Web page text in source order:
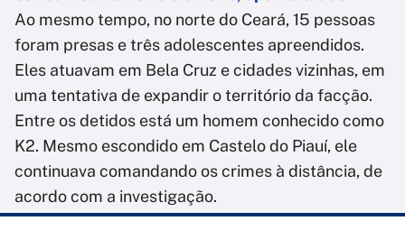
Ao mesmo tempo, no norte do Ceará, 15 pessoas
foram presas e três adolescentes apreendidos.
Eles atuavam em Bela Cruz e cidades vizinhas, em
uma tentativa de expandir o território da facção.
Entre os detidos está um homem conhecido como
K2. Mesmo escondido em Castelo do Piauí, ele
continuava comandando os crimes à distância, de
acordo com a investigação.